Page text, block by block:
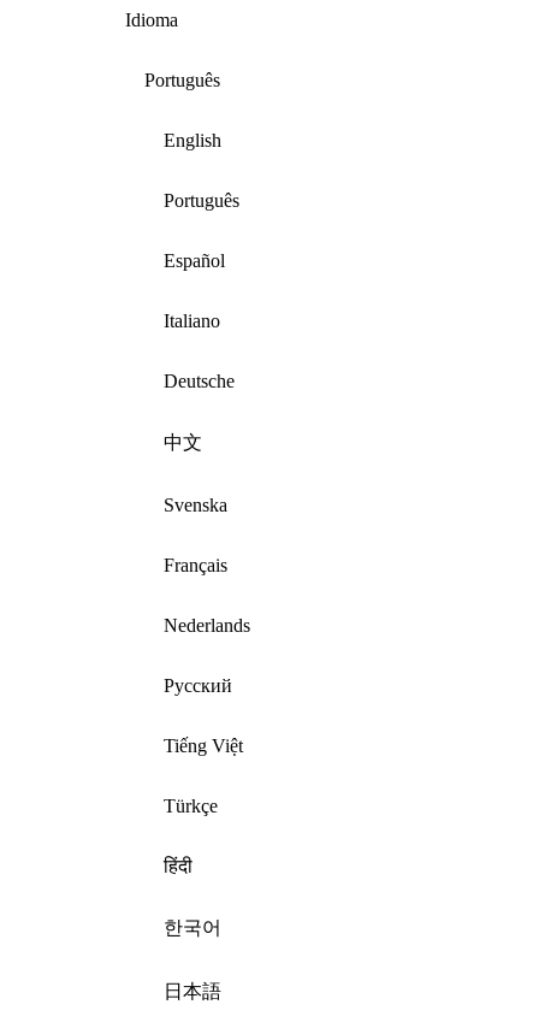
Idioma
Português
English
Português
Español
Italiano
Deutsche
中文
Svenska
Français
Nederlands
Русский
Tiếng Việt
Türkçe
हिंदी
한국어
日本語